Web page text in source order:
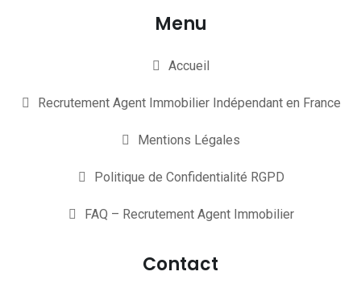
Menu
Accueil
Recrutement Agent Immobilier Indépendant en France
Mentions Légales
Politique de Confidentialité RGPD
FAQ – Recrutement Agent Immobilier
Contact